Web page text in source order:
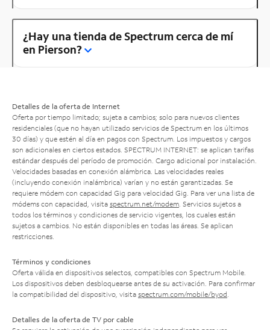
¿Hay una tienda de Spectrum cerca de mí
en Pierson?
Detalles de la oferta de Internet
Oferta por tiempo limitado; sujeta a cambios; solo para nuevos clientes
residenciales (que no hayan utilizado servicios de Spectrum en los últimos
30 días) y que estén al día en pagos con Spectrum. Los impuestos y cargos
son adicionales en ciertos estados. SPECTRUM INTERNET: se aplican tarifas
estándar después del período de promoción. Cargo adicional por instalación.
Velocidades basadas en conexión alámbrica. Las velocidades reales
(incluyendo conexión inalámbrica) varían y no están garantizadas. Se
requiere módem con capacidad Gig para velocidad Gig. Para ver una lista de
módems con capacidad, visita spectrum.net/modem . Servicios sujetos a
todos los términos y condiciones de servicio vigentes, los cuales están
sujetos a cambios. No están disponibles en todas las áreas. Se aplican
restricciones.
Términos y condiciones
Oferta válida en dispositivos selectos, compatibles con Spectrum Mobile.
Los dispositivos deben desbloquearse antes de su activación. Para confirmar
la compatibilidad del dispositivo, visita spectrum.com/mobile/byod
Detalles de la oferta de TV por cable